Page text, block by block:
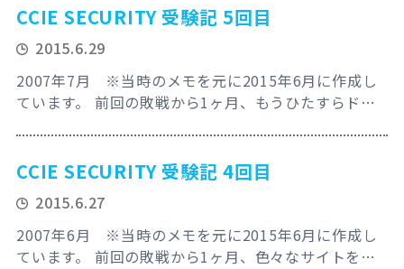
喫！そこで得たエネルギーを試験にぶつけてやるぜ！
だじゃないか！”と財布に言われながらも再び完全自腹
海外…
CCIE SECURITY 受験記 5回目
2015.6.29
2007年7月 ※当時のメモを元に2015年6月に作成し
ています。 前回の敗戦から1ヶ月、もうひたすらドキ
んなに触ってない状態！だって、ストーンズのツアー
そっちの準備の方が大変なんですよ～。(もう落ちる予
兆だなこれ。) さて受験代は例によって1…
CCIE SECURITY 受験記 4回目
2015.6.27
2007年6月 ※当時のメモを元に2015年6月に作成し
ています。 前回の敗戦から1ヶ月、色々なサイトを巡